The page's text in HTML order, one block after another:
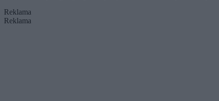
Reklama
Reklama